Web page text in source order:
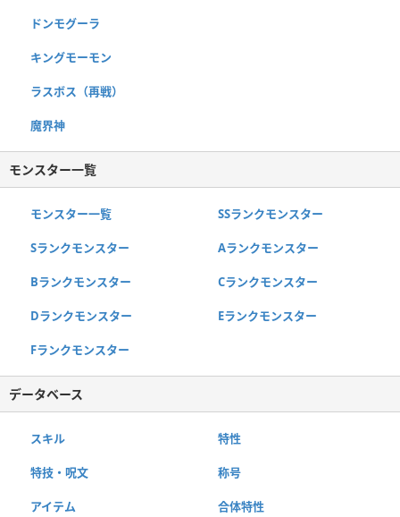
ドンモグーラ
キングモーモン
ラスボス（再戦）
魔界神
モンスター一覧
モンスター一覧 SSランクモンスター
Sランクモンスター Aランクモンスター
Bランクモンスター Cランクモンスター
Dランクモンスター Eランクモンスター
Fランクモンスター
データベース
スキル 特性
特技・呪文 称号
アイテム 合体特性